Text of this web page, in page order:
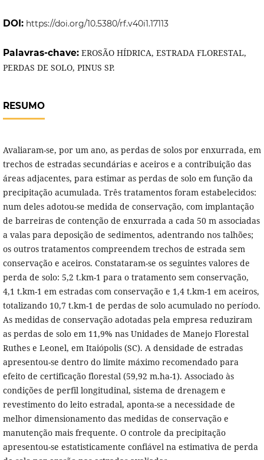
DOI: https://doi.org/10.5380/rf.v40i1.17113
Palavras-chave: EROSÃO HÍDRICA, ESTRADA FLORESTAL,
PERDAS DE SOLO, PINUS SP.
RESUMO
Avaliaram-se, por um ano, as perdas de solos por enxurrada, em
trechos de estradas secundárias e aceiros e a contribuição das
áreas adjacentes, para estimar as perdas de solo em função da
precipitação acumulada. Três tratamentos foram estabelecidos:
num deles adotou-se medida de conservação, com implantação
de barreiras de contenção de enxurrada a cada 50 m associadas
a valas para deposição de sedimentos, adentrando nos talhões;
os outros tratamentos compreendem trechos de estrada sem
conservação e aceiros. Constataram-se os seguintes valores de
perda de solo: 5,2 t.km-1 para o tratamento sem conservação,
4,1 t.km-1 em estradas com conservação e 1,4 t.km-1 em aceiros,
totalizando 10,7 t.km-1 de perdas de solo acumulado no período.
As medidas de conservação adotadas pela empresa reduziram
as perdas de solo em 11,9% nas Unidades de Manejo Florestal
Ruthes e Leonel, em Itaiópolis (SC). A densidade de estradas
apresentou-se dentro do limite máximo recomendado para
efeito de certificação florestal (59,92 m.ha-1). Associado às
condições de perfil longitudinal, sistema de drenagem e
revestimento do leito estradal, aponta-se a necessidade de
melhor dimensionamento das medidas de conservação e
manutenção mais frequente. O controle da precipitação
apresentou-se estatisticamente confiável na estimativa de perda